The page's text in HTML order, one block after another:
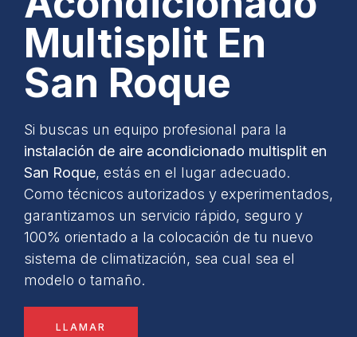
Multisplit En
San Roque
Si buscas un equipo profesional para la
instalación de aire acondicionado multisplit en
San Roque, estás en el lugar adecuado.
Como técnicos autorizados y experimentados,
garantizamos un servicio rápido, seguro y
100% orientado a la colocación de tu nuevo
sistema de climatización, sea cual sea el
modelo o tamaño.
LLAMAR